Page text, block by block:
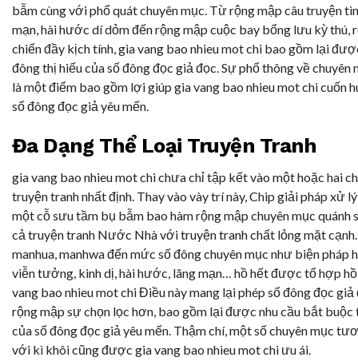
bẫm cùng với phổ quát chuyên mục. Từ rộng mập câu truyện
mạn, hài hước dí dỏm đến rộng mập cuộc bay bổng lưu kỳ thú,
chiến đầy kịch tính, gia vang bao nhieu mot chi bao gồm lại
đông thị hiếu của số đông đọc giả đọc. Sự phổ thông về chuyên
là một điểm bao gồm lợi giúp gia vang bao nhieu mot chi cuốn
số đông đọc giả yêu mến.
Đa Dạng Thể Loại Truyện Tranh
gia vang bao nhieu mot chi chưa chỉ tập kết vào một hoặc hai
truyện tranh nhất định. Thay vào vày trí này, Chip giải pháp xử
một cỗ sưu tầm bụ bẫm bao hàm rộng mập chuyên mục quánh
cả truyện tranh Nước Nhà với truyện tranh chất lỏng mặt
manhua, manhwa đến mức số đông chuyên mục như biện pháp
viễn tưởng, kinh dị, hài hước, lãng mạn… hồ hết được tổ hợp
vang bao nhieu mot chi Điều này mang lại phép số đông đọc
rộng mập sự chọn lọc hơn, bao gồm lại được nhu cầu bắt
của số đông đọc giả yêu mến. Thậm chí, một số chuyên mục
với kì khôi cũng được gia vang bao nhieu mot chi ưu ái.